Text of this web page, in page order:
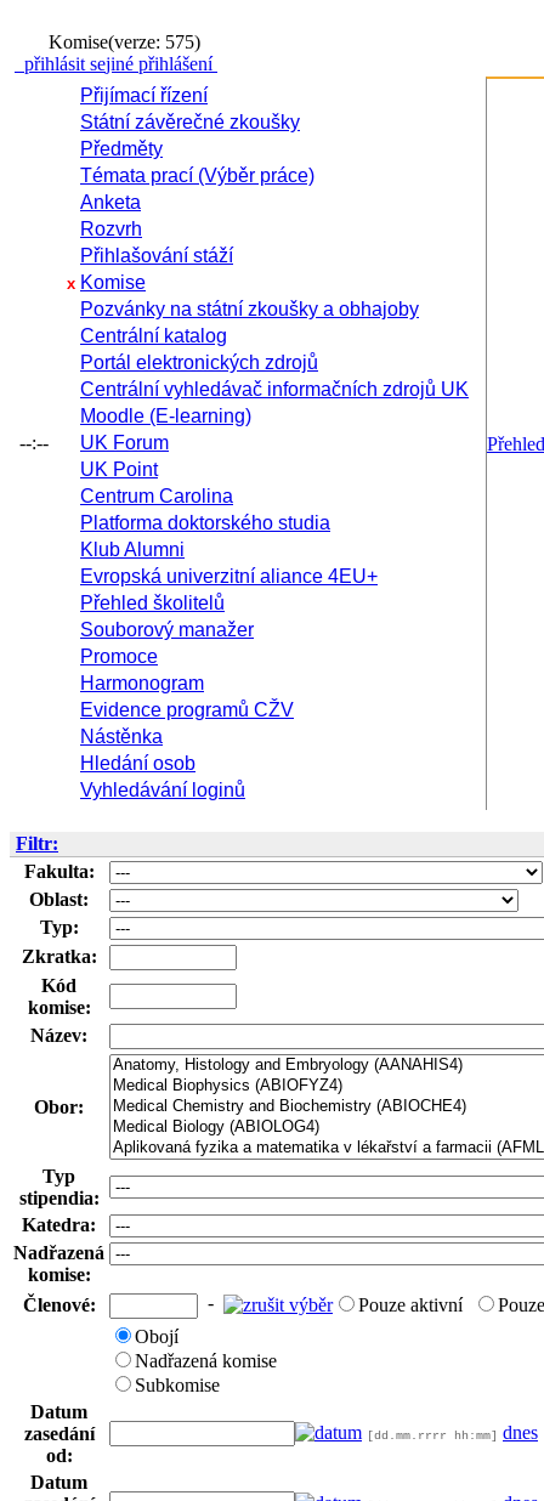
Komise(verze: 575)
přihlásit sejiné přihlášení
--:--
Přijímací řízení
Státní závěrečné zkoušky
Předměty
Témata prací (Výběr práce)
Anketa
Rozvrh
Přihlašování stáží
x Komise
Pozvánky na státní zkoušky a obhajoby
Centrální katalog
Portál elektronických zdrojů
Centrální vyhledávač informačních zdrojů UK
Moodle (E-learning)
UK Forum
UK Point
Centrum Carolina
Platforma doktorského studia
Klub Alumni
Evropská univerzitní aliance 4EU+
Přehled školitelů
Souborový manažer
Promoce
Harmonogram
Evidence programů CŽV
Nástěnka
Hledání osob
Vyhledávání loginů
Přehled
Filtr:
Fakulta:
Oblast:
Typ:
Zkratka:
Kód
komise:
Název:
Obor:
Typ
stipendia:
Katedra:
Nadřazená
komise:
Členové:
- Pouze aktivní
Obojí
Nadřazená komise
Subkomise
Datum
zasedání
od:
[dd.mm.rrrr hh:mm] dnes
Datum